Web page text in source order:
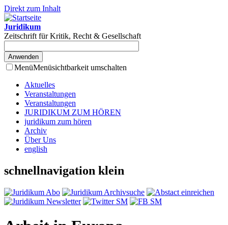
Direkt zum Inhalt
Juridikum
Zeitschrift für Kritik, Recht & Gesellschaft
MenüMenüsichtbarkeit umschalten
Aktuelles
Veranstaltungen
Veranstaltungen
JURIDIKUM ZUM HÖREN
juridikum zum hören
Archiv
Über Uns
english
schnellnavigation klein